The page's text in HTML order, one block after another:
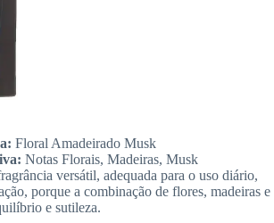
Floral Amadeirado Musk
Notas Florais, Madeiras, Musk
versátil, adequada para o uso diário,
porque a combinação de flores, madeiras e
e sutileza.